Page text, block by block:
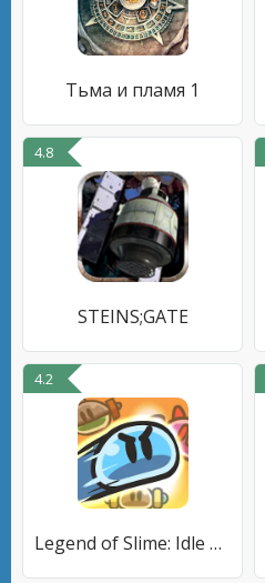
Тьма и пламя 1
4.8
STEINS;GATE
4.2
Legend of Slime: Idle RPG War